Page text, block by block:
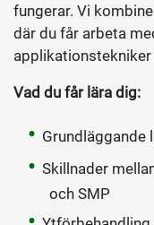
fungerar. Vi
där du får arbeta
Vad du får lära dig:
Skillnader
och SMP